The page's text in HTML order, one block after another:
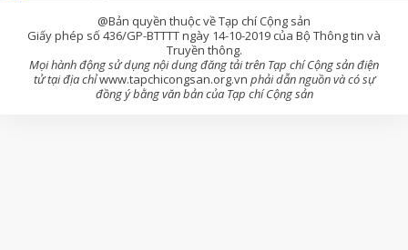
@Bản quyền thuộc về Tạp chí Cộng sản
Giấy phép số 436/GP-BTTTT ngày 14-10-2019 của Bộ Thông tin và
Truyền thông.
Mọi hành động sử dụng nội dung đăng tải trên Tạp chí Cộng sản điện
tử tại địa chỉwww.tapchicongsan.org.vn phải dẫn nguồn và có sự
đồng ý bằng văn bản của Tạp chí Cộng sản